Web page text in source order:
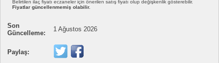
Belirtilen ilaç fiyatı eczaneler için önerilen satış fiyatı olup değişkenlik gösterebilir.
Fiyatlar güncellenmemiş olabilir.
Son
Güncelleme:
1 Ağustos 2026
Paylaş: